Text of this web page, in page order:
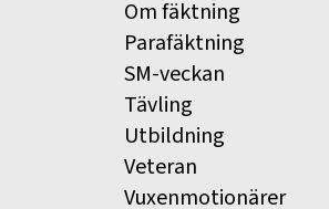
Om fäktning
Parafäktning
SM-veckan
Tävling
Utbildning
Veteran
Vuxenmotionärer